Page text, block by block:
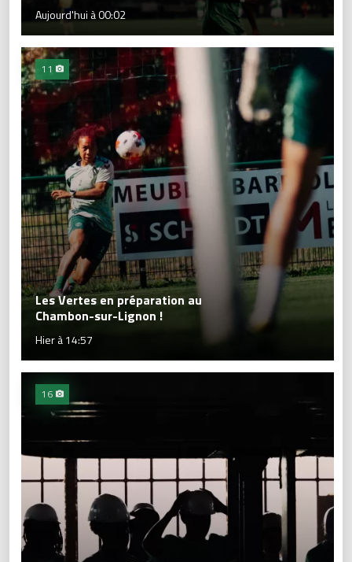
Aujourd'hui à 00:02
11
Les Vertes en préparation au
Chambon-sur-Lignon !
Hier à 14:57
16